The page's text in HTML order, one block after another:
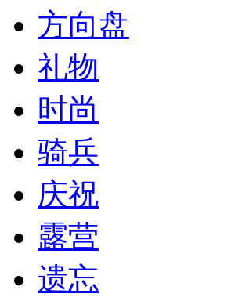
方向盘
礼物
时尚
骑兵
庆祝
露营
遗忘